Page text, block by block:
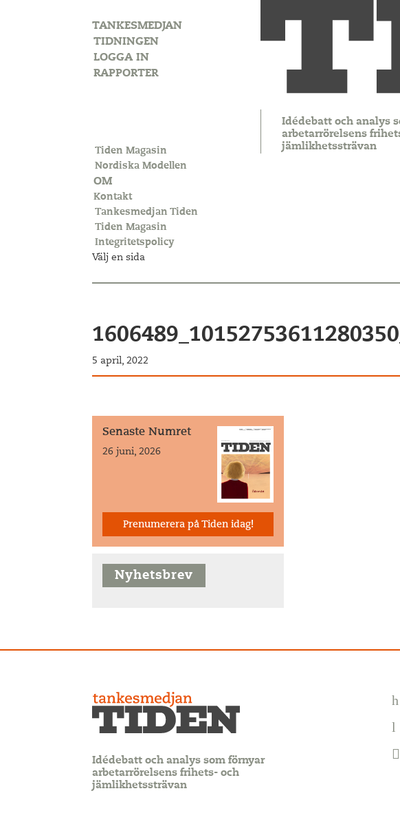
Idédebatt och analys
arbetarrörelsens
jämlikhetssträvan
TANKESMEDJAN
TIDNINGEN
LOGGA IN
RAPPORTER
Tiden Magasin
Nordiska Modellen
OM
Kontakt
Tankesmedjan Tiden
Tiden Magasin
Integritetspolicy
Välj en sida
5 april, 2022
Senaste Numret
26 juni, 2026
Prenumerera på Tiden idag!
Nyhetsbrev
Idédebatt och analys som förnyar
arbetarrörelsens frihets- och
jämlikhetssträvan